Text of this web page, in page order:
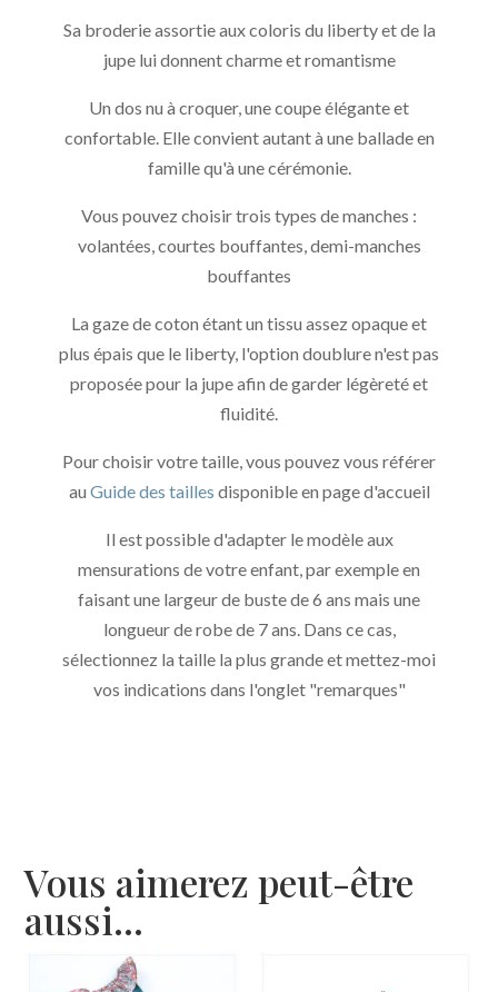
Sa broderie assortie aux coloris du liberty et de la
jupe lui donnent charme et romantisme
Un dos nu à croquer, une coupe élégante et
confortable. Elle convient autant à une ballade en
famille qu'à une cérémonie.
Vous pouvez choisir trois types de manches :
volantées, courtes bouffantes, demi-manches
bouffantes
La gaze de coton étant un tissu assez opaque et
plus épais que le liberty, l'option doublure n'est pas
proposée pour la jupe afin de garder légèreté et
fluidité.
Pour choisir votre taille, vous pouvez vous référer
au Guide des tailles disponible en page d'accueil
Il est possible d'adapter le modèle aux
mensurations de votre enfant, par exemple en
faisant une largeur de buste de 6 ans mais une
longueur de robe de 7 ans. Dans ce cas,
sélectionnez la taille la plus grande et mettez-moi
vos indications dans l'onglet "remarques"
Vous aimerez peut-être
aussi…